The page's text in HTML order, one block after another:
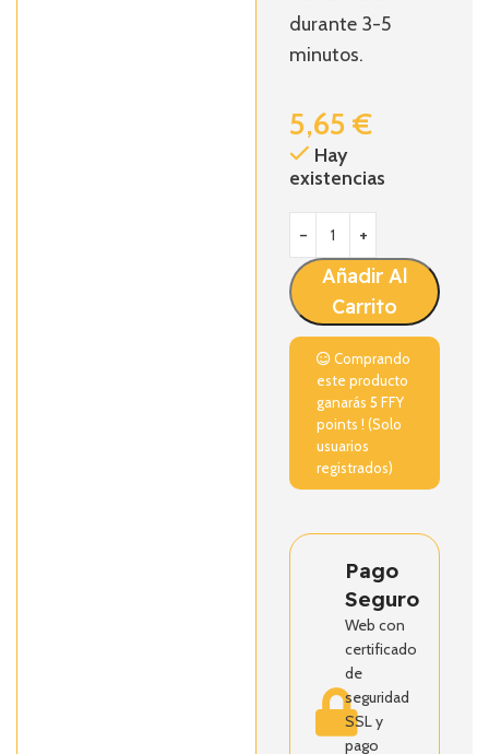
durante 3-5
minutos.
5,65€
Hay
existencias
Añadir Al
Carrito
Comprando
este producto
ganarás5 FFY
points ! (Solo
usuarios
registrados)
Pago
Seguro
Web con
certificado
de
seguridad
SSL y
pago